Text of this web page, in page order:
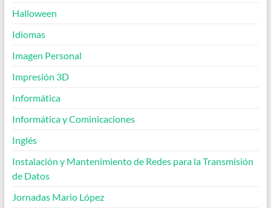
Halloween
Idiomas
Imagen Personal
Impresión 3D
Informática
Informática y Cominicaciones
Inglés
Instalación y Mantenimiento de Redes para la Transmisión
de Datos
Jornadas Mario López